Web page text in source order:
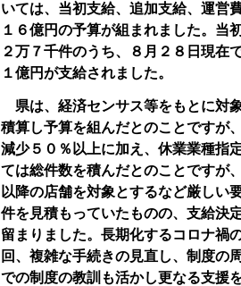
いては、当初支給、追加支給、運営
１６億円の予算が組まれました。当
２万７千件のうち、８月２８日現在
１億円が支給されました。
県は、経済センサス等をもとに対
積算し予算を組んだとのことですが
減少５０％以上に加え、休業業種指
ては総件数を積んだとのことですが
以降の店舗を対象とするなど厳しい
件を見積もっていたものの、支給決
留まりました。長期化するコロナ禍
回 、複雑な手続きの見直し、制度の
での制度の教訓も活かし更なる支援